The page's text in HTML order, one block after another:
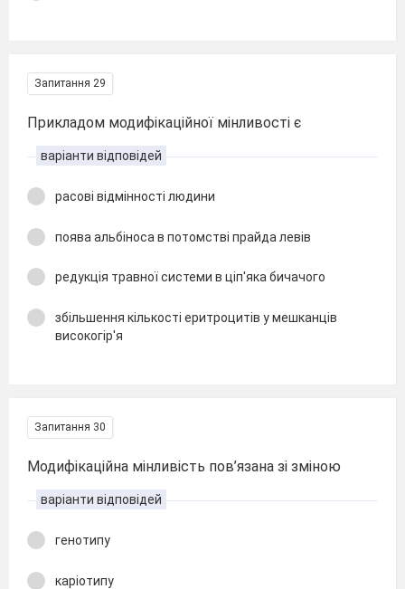
Запитання 29
Прикладом модифікаційної мінливості є
варіанти відповідей
расові відмінності людини
поява альбіноса в потомстві прайда левів
редукція травної системи в ціп'яка бичачого
збільшення кількості еритроцитів у мешканців
високогір'я
Запитання 30
Модифікаційна мінливість пов’язана зі зміною
варіанти відповідей
генотипу
каріотипу